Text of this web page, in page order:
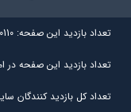
تعداد بازديد اين صفحه:
تعداد بازديد اين صفحه در
تعداد کل بازديد کنندگان